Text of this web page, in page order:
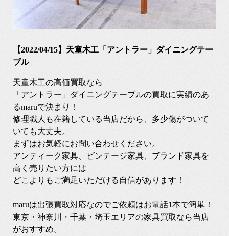
【2022/04/15】天童木工「アントラー」ダイニングテー
ブル
天童木工の高価買取なら
「アントラー」ダイニングテーブルの買取に実績のあ
るmaruで決まり！
修理職人も在籍している当店だから、多少傷がついて
いても大丈夫。
まずはお気軽にお問い合わせください。
アンティーク家具、ビンテージ家具、ブランド家具を
高く売りたい方には
どこよりもご満足いただける自信があります！
maruは出張買取対応なのでご依頼はお電話1本で簡単！
東京・神奈川・千葉・埼玉エリアの家具買取なら当店
がおすすめ。